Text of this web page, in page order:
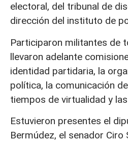
electoral, del tribunal de
dirección del instituto de
Participaron militantes de
llevaron adelante
identidad partidaria, la
política, la comunicación
tiempos de virtualidad y
Estuvieron presentes el
Bermúdez, el senador Ciro